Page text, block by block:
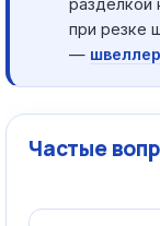
разделкой
при резке
— швеллер
Частые